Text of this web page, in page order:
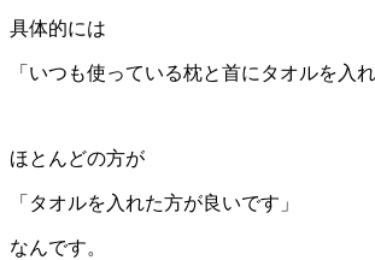
具体的には
「いつも使っている枕と首にタオルを入
ほとんどの方が
「タオルを入れた方が良いです」
なんです。